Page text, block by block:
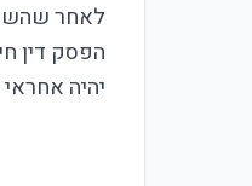
לאחר
הפסק דין
יהיה